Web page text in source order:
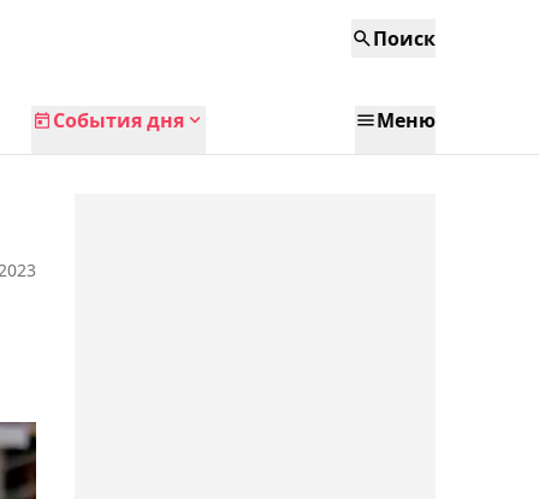
Поиск
События дня Меню